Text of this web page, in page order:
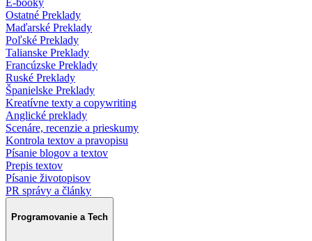
Ostatné Preklady
Maďarské Preklady
Poľské Preklady
Talianske Preklady
Francúzske Preklady
Ruské Preklady
Španielske Preklady
Kreatívne texty a copywriting
Anglické preklady
Scenáre, recenzie a prieskumy
Kontrola textov a pravopisu
Písanie blogov a textov
Prepis textov
Písanie životopisov
PR správy a články
Programovanie a Tech